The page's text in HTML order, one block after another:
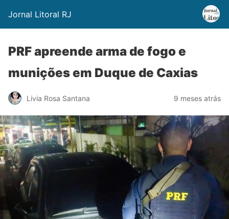
Jornal Litoral RJ
PRF apreende arma de fogo e
munições em Duque de Caxias
Livia Rosa Santana 9 meses atrás